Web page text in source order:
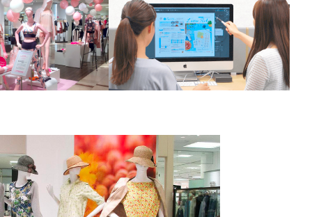
リフレクト印刷
導電印刷